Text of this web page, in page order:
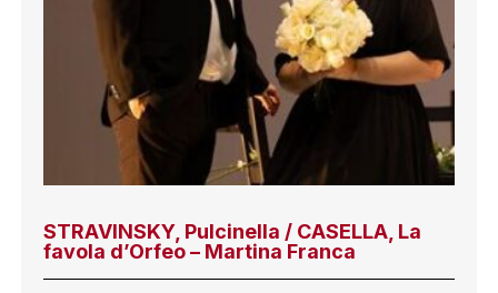
STRAVINSKY, Pulcinella / CASELLA, La
favola d’Orfeo – Martina Franca